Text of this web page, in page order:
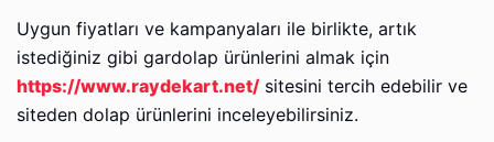
Uygun fiyatları ve kampanyaları ile birlikte, artık
istediğiniz gibi gardolap ürünlerini almak için
https://www.raydekart.net/ sitesini tercih edebilir ve
siteden dolap ürünlerini inceleyebilirsiniz.